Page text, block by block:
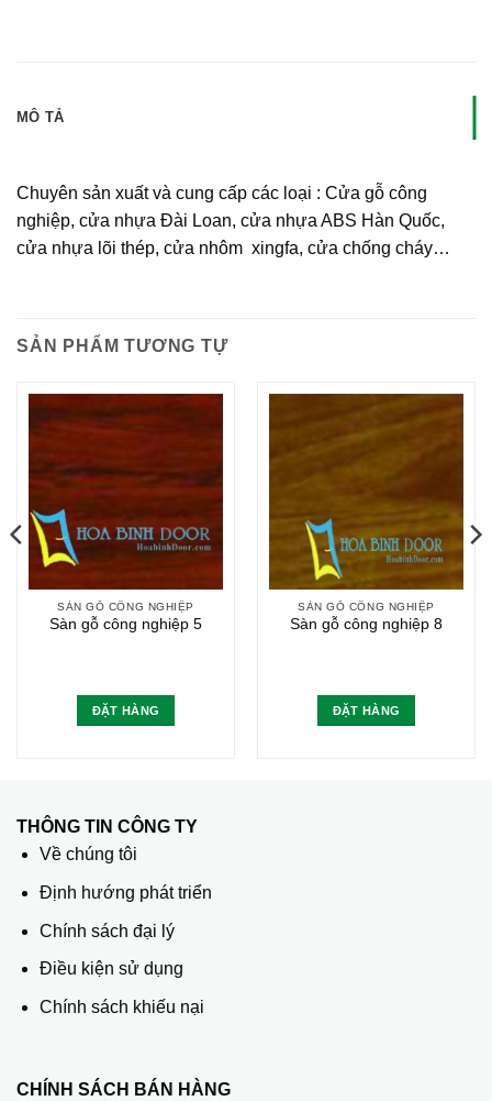
MÔ TẢ
Chuyên sản xuất và cung cấp các loại : Cửa gỗ công
nghiệp, cửa nhựa Đài Loan, cửa nhựa ABS Hàn Quốc,
cửa nhựa lõi thép, cửa nhôm xingfa, cửa chống cháy…
SẢN PHẨM TƯƠNG TỰ
SÀN GỖ CÔNG NGHIỆP
Sàn gỗ công nghiệp 5
ĐẶT HÀNG
SÀN GỖ CÔNG NGHIỆP
Sàn gỗ công nghiệp 8
ĐẶT HÀNG
THÔNG TIN CÔNG TY
Về chúng tôi
Định hướng phát triển
Chính sách đại lý
Điều kiện sử dụng
Chính sách khiếu nại
CHÍNH SÁCH BÁN HÀNG